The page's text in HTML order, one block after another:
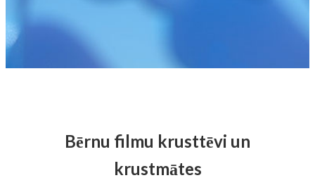
Bērnu filmu krusttēvi un
krustmātes